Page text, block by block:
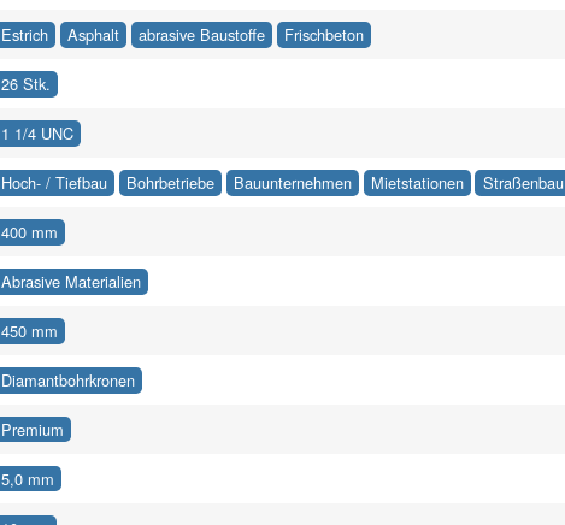
Estrich Asphalt abrasive Baustoffe Frischbeton
26 Stk.
1 1/4 UNC
Hoch- / Tiefbau Bohrbetriebe Bauunternehmen Mietstationen Straßenbau
400 mm
Abrasive Materialien
450 mm
Diamantbohrkronen
Premium
5,0 mm